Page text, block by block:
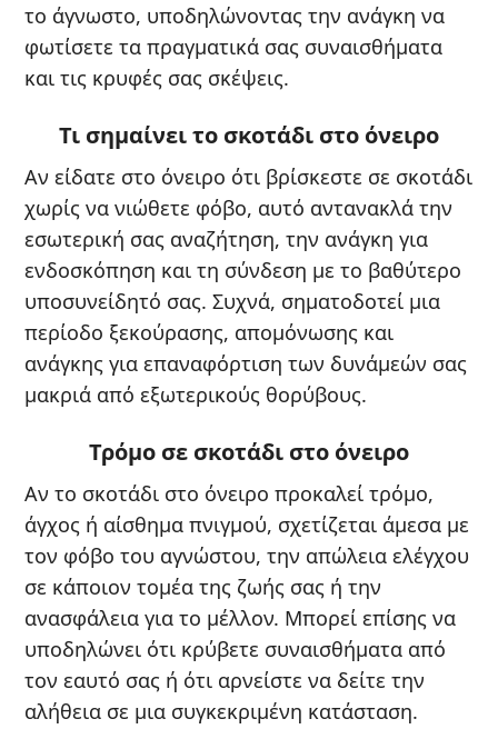
το άγνωστο, υποδηλώνοντας την ανάγκη να
φωτίσετε τα πραγματικά σας συναισθήματα
και τις κρυφές σας σκέψεις.
Τι σημαίνει το σκοτάδι στο όνειρο
Αν είδατε στο όνειρο ότι βρίσκεστε σε σκοτάδι
χωρίς να νιώθετε φόβο, αυτό αντανακλά την
εσωτερική σας αναζήτηση, την ανάγκη για
ενδοσκόπηση και τη σύνδεση με το βαθύτερο
υποσυνείδητό σας. Συχνά, σηματοδοτεί μια
περίοδο ξεκούρασης, απομόνωσης και
ανάγκης για επαναφόρτιση των δυνάμεών σας
μακριά από εξωτερικούς θορύβους.
Τρόμο σε σκοτάδι στο όνειρο
Αν το σκοτάδι στο όνειρο προκαλεί τρόμο,
άγχος ή αίσθημα πνιγμού, σχετίζεται άμεσα με
τον φόβο του αγνώστου, την απώλεια ελέγχου
σε κάποιον τομέα της ζωής σας ή την
ανασφάλεια για το μέλλον. Μπορεί επίσης να
υποδηλώνει ότι κρύβετε συναισθήματα από
τον εαυτό σας ή ότι αρνείστε να δείτε την
αλήθεια σε μια συγκεκριμένη κατάσταση.